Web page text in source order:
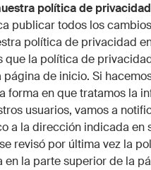
política de privacidad
publicar todos los
política de privacidad
que la política de
página de inicio. Si
forma en que tratamos la
usuarios, vamos a
a la dirección indicada en
revisó por última vez la
la parte superior de la